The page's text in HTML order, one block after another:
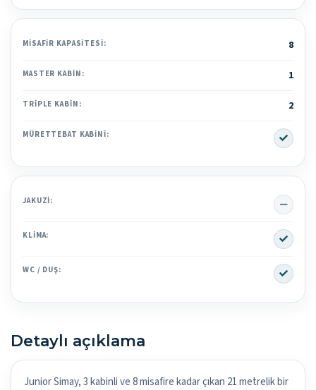
MISAFIR KAPASITESI: 8
MASTER KABIN: 1
TRIPLE KABIN: 2
MÜRETTEBAT KABINI: Yes
JAKUZI: No
KLIMA: Yes
WC / DUŞ: Yes
Detaylı açıklama
Junior Simay, 3 kabinli ve 8 misafire kadar çıkan 21 metrelik bir